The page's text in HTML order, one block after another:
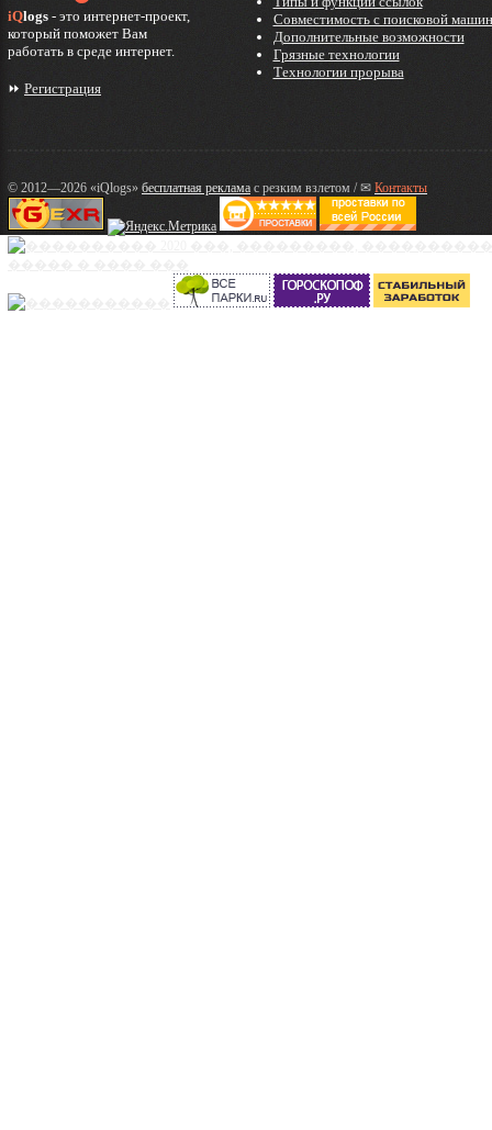
iQlogs - это интернет-проект,
который поможет Вам
работать в среде интернет.
⏩ Регистрация
Совместимость с поисковой
Дополнительные возможности
Грязные технологии
Технологии прорыва
© 2012—2026 «iQlogs» бесплатная реклама с резким взлетом / ✉ Контакты